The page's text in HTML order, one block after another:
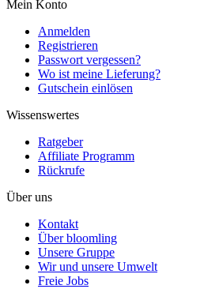
Mein Konto
Anmelden
Registrieren
Passwort vergessen?
Wo ist meine Lieferung?
Gutschein einlösen
Wissenswertes
Ratgeber
Affiliate Programm
Rückrufe
Über uns
Kontakt
Über bloomling
Unsere Gruppe
Wir und unsere Umwelt
Freie Jobs